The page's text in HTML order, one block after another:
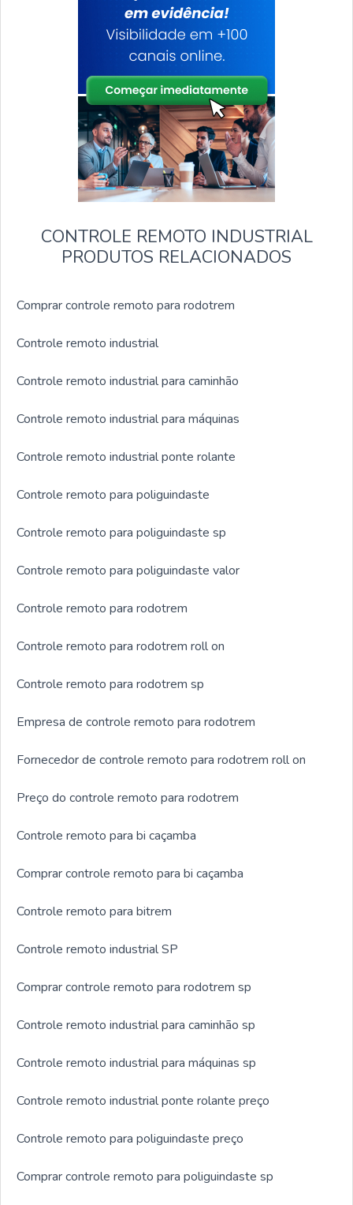
CONTROLE REMOTO INDUSTRIAL
PRODUTOS RELACIONADOS
Comprar controle remoto para rodotrem
Controle remoto industrial
Controle remoto industrial para caminhão
Controle remoto industrial para máquinas
Controle remoto industrial ponte rolante
Controle remoto para poliguindaste
Controle remoto para poliguindaste sp
Controle remoto para poliguindaste valor
Controle remoto para rodotrem
Controle remoto para rodotrem roll on
Controle remoto para rodotrem sp
Empresa de controle remoto para rodotrem
Fornecedor de controle remoto para rodotrem roll on
Preço do controle remoto para rodotrem
Controle remoto para bi caçamba
Comprar controle remoto para bi caçamba
Controle remoto para bitrem
Controle remoto industrial SP
Comprar controle remoto para rodotrem sp
Controle remoto industrial para caminhão sp
Controle remoto industrial para máquinas sp
Controle remoto industrial ponte rolante preço
Controle remoto para poliguindaste preço
Comprar controle remoto para poliguindaste sp